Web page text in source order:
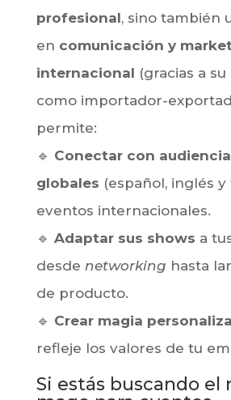
profesional, sino también
en comunicación y
internacional (gracias a
como importador-
permite:
🔹 Conectar con
globales (español, inglés
eventos internacionales.
🔹 Adaptar sus shows a
desde networking hasta
de producto.
🔹 Crear magia
refleje los valores de tu
Si estás buscando el